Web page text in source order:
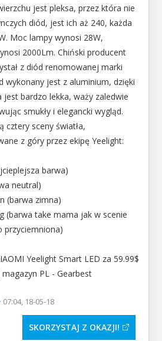
jest pleksa, przez która nie
diód, jest ich aż 240, każda
Moc lampy wynosi 28W,
2000Lm. Chiński producent
z diód renomowanej marki
wykonany jest z aluminium, dzięki
jest bardzo lekka, waży zaledwie
smukły i elegancki wygląd.
cztery sceny światła,
z góry przez ekipę Yeelight:
barwa)
neutral)
(barwa zimna)
(barwa take mama jak w scenie
przyciemniona)
· 07:04, 18-05-18
SKORZYSTAJ Z OKAZJI